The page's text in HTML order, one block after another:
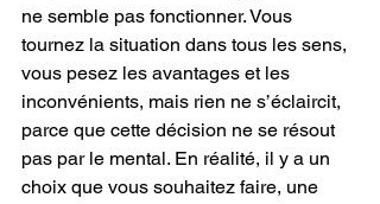
ne semble pas fonctionner. Vous
tournez la situation dans tous les sens,
vous pesez les avantages et les
inconvénients, mais rien ne s’éclaircit,
parce que cette décision ne se résout
pas par le mental. En réalité, il y a un
choix que vous souhaitez faire, une